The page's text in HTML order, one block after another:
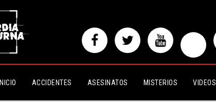
INICIO ACCIDENTES ASESINATOS MISTERIOS VIDEOS
Un hombre murió atropellado en carretera a Chapala